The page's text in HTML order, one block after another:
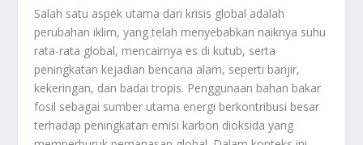
Salah satu aspek utama dari krisis global adalah
perubahan iklim, yang telah menyebabkan naiknya suhu
rata-rata global, mencairnya es di kutub, serta
peningkatan kejadian bencana alam, seperti banjir,
kekeringan, dan badai tropis. Penggunaan bahan bakar
fosil sebagai sumber utama energi berkontribusi besar
terhadap peningkatan emisi karbon dioksida yang